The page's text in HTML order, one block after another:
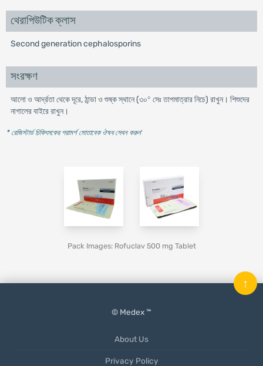
থেরাপিউটিক ক্লাস
Second generation cephalosporins
সংরক্ষণ
আলো ও আর্দ্রতা থেকে দূরে, ঠান্ডা ও শুষ্ক স্থানে (৩০০ সেঃ তাপমাত্রার নিচে) রাখুন। শিশুদের
নাগালের বাইরে রাখুন।
* রেজিস্টার্ড চিকিৎসকের পরামর্শ মোতাবেক ঔষধ সেবন করুন'
Pack Images: Rofuclav 500 mg Tablet
© Medex ™
About Us
Privacy Policy
↑